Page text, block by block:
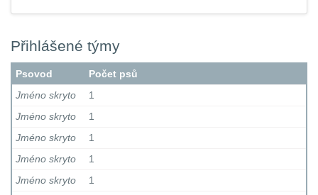
Přihlášené týmy
Psovod
Počet psů
Jméno skryto
1
Jméno skryto
1
Jméno skryto
1
Jméno skryto
1
Jméno skryto
1